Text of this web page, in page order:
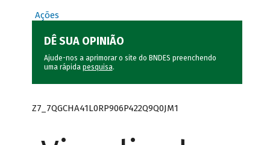
Ações
DÊ SUA OPINIÃO
Ajude-nos a aprimorar o site do BNDES preenchendo
uma rápida pesquisa.
Z7_7QGCHA41L0RP906P422Q9Q0JM1